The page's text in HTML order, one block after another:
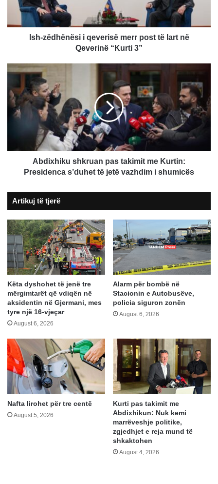
në
QeverinëIsh-zëdhënësi i qeverisë merr post të lart në
Qeverinë “Kurti 3”
Abdixhiku
pas
takimit
me
Kurtin:
Presidenca
të
vazhdim
shumicës
Abdixhiku shkruan pas takimit me Kurtin:
Presidenca s’duhet të jetë vazhdim i shumicës
Artikuj të tjerë
Këta dyshohet të jenë tre
mërgimtarët që vdiqën në
aksidentin në Gjermani, mes
tyre një 16-vjeçar
August 6, 2026
Alarm për bombë në
Stacionin e Autobusëve,
policia siguron zonën
August 6, 2026
Nafta lirohet për tre centë
August 5, 2026
Kurti pas takimit me
Abdixhikun: Nuk kemi
marrëveshje politike,
zgjedhjet e reja mund të
shkaktohen
August 4, 2026